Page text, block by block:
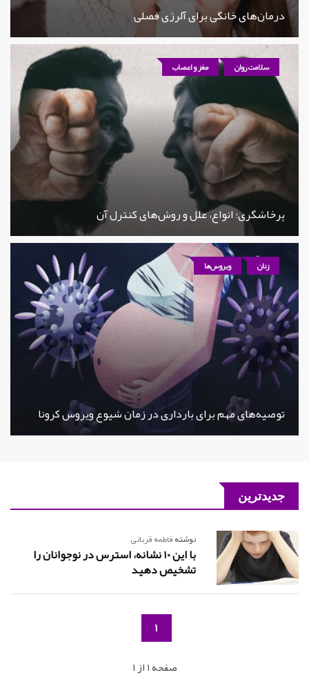
درمان‌های خانگی برای آلرژی فصلی
سلامت روان مغز و اعصاب
پرخاشگری؛ انواع، علل و روش‌های کنترل آن
زنان ویروس‌ها
توصیه‌های مهم برای بارداری در زمان شیوع ویروس کرونا
جدیدترین
نوشتهفاطمه قربانی
با این 10 نشانه، استرس در نوجوانان را
تشخیص دهید
1
صفحه 1 از 1